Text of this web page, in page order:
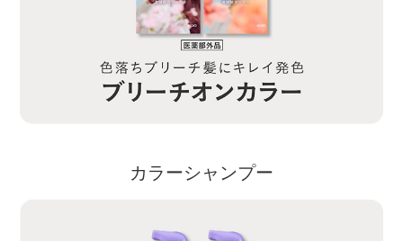
カラーシャンプー